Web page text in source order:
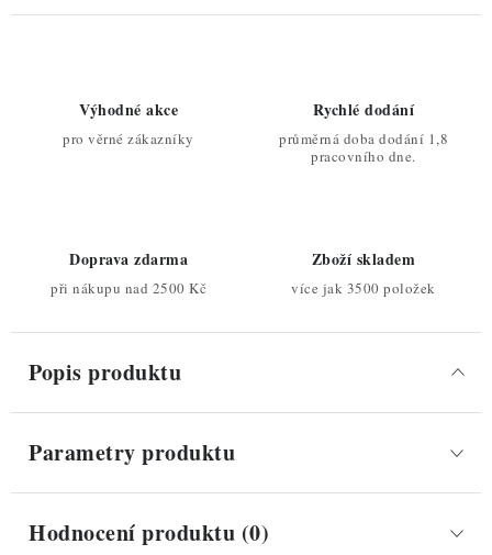
Výhodné akce
pro věrné zákazníky
Rychlé dodání
průměrná doba dodání 1,8
pracovního dne.
Doprava zdarma
při nákupu nad 2500 Kč
Zboží skladem
více jak 3500 položek
Popis produktu
Parametry produktu
Hodnocení produktu (0)